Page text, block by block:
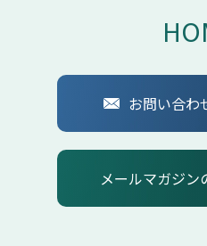
お問い合わ
メールマガジン